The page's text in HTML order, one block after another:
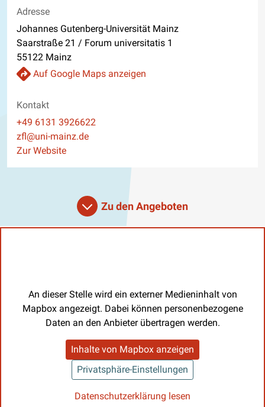
Adresse
Johannes Gutenberg-Universität Mainz
Saarstraße 21 / Forum universitatis 1
55122 Mainz
Auf Google Maps anzeigen
Kontakt
Telefon
+49 6131 3926622
E-Mail
zfl@uni-mainz.de
Website
Zur Website
Zu den Angeboten
An dieser Stelle wird ein externer Medieninhalt von
Mapbox angezeigt. Dabei können personenbezogene
Daten an den Anbieter übertragen werden.
Inhalte von Mapbox anzeigen
Privatsphäre-Einstellungen
Datenschutzerklärung lesen